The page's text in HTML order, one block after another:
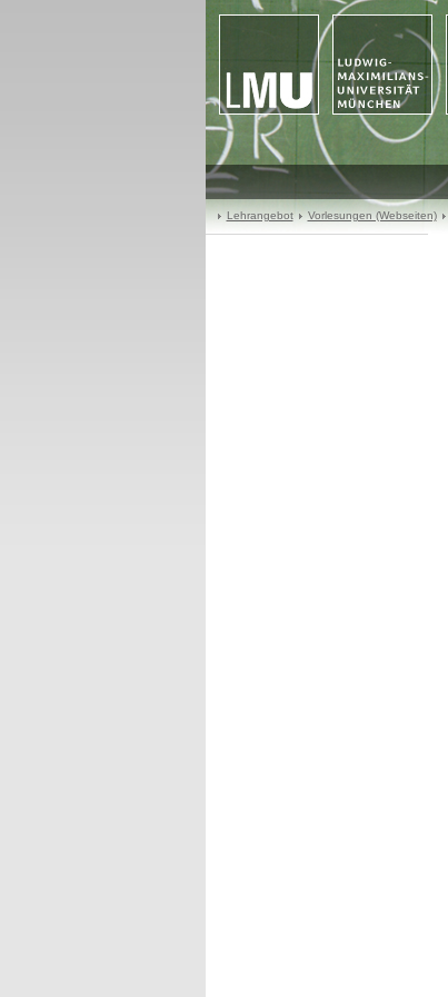
Lehrangebot Vorlesungen (Webseiten)